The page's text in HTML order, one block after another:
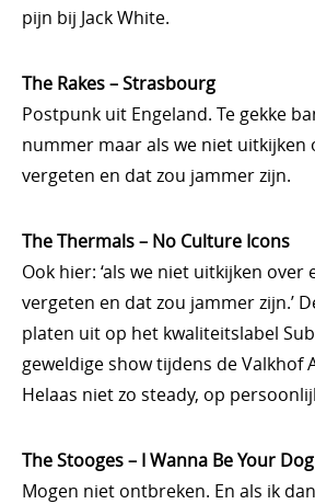
pijn bij Jack White.
The Rakes – Strasbourg
Postpunk uit Engeland. Te gekke
nummer maar als we niet uitkijken
vergeten en dat zou jammer zijn.
The Thermals – No Culture Icons
Ook hier: ‘als we niet uitkijken over
vergeten en dat zou jammer zijn.’
platen uit op het kwaliteitslabel
geweldige show tijdens de Valkhof
Helaas niet zo steady, op
The Stooges – I Wanna Be Your Dog
Mogen niet ontbreken. En als ik